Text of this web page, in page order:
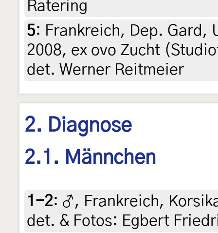
Ratering
5: Frankreich, Dep. Gard,
2008, ex ovo Zucht
det. Werner Reitmeier
2. Diagnose
2.1. Männchen
1-2: ♂, Frankreich,
det. & Fotos: Egbert